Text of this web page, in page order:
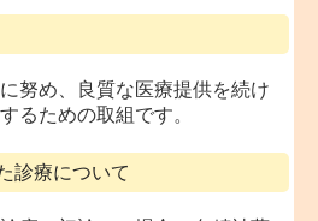
努め、良質な医療提供を続け
るための取組です。
診療について